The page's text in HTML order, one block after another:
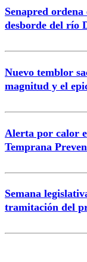
Correo
Senapred
desborde del río
Nuevo temblor
magnitud y el
Alerta por calor
Temprana
Semana
tramitación del